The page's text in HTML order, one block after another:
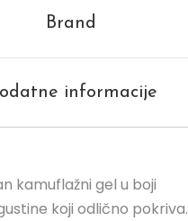
Brand
informacije
kamuflažni gel u boji
koji odlično pokriva.